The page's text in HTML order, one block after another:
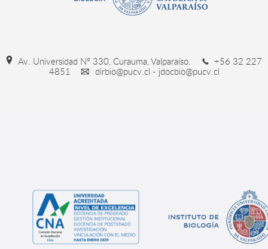
Av. Universidad Nº 330, Curauma, Valparaíso.
+56 32 227
4851
dirbio@pucv.cl - jdocbio@pucv.cl